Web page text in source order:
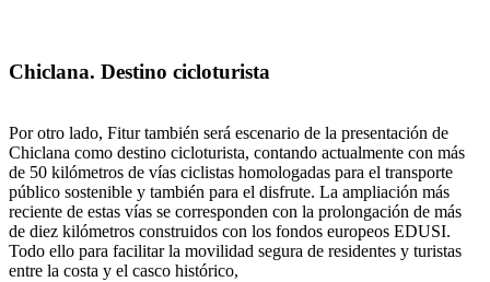
Chiclana. Destino cicloturista
Por otro lado, Fitur también será escenario de la presentación de
Chiclana como destino cicloturista, contando actualmente con más
de 50 kilómetros de vías ciclistas homologadas para el transporte
público sostenible y también para el disfrute. La ampliación más
reciente de estas vías se corresponden con la prolongación de más
de diez kilómetros construidos con los fondos europeos EDUSI.
Todo ello para facilitar la movilidad segura de residentes y turistas
entre la costa y el casco histórico,